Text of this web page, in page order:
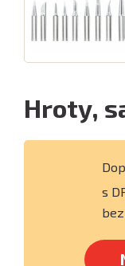
Hroty,
s